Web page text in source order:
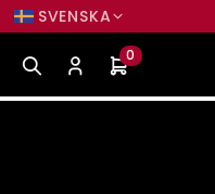
SVENSKA
0